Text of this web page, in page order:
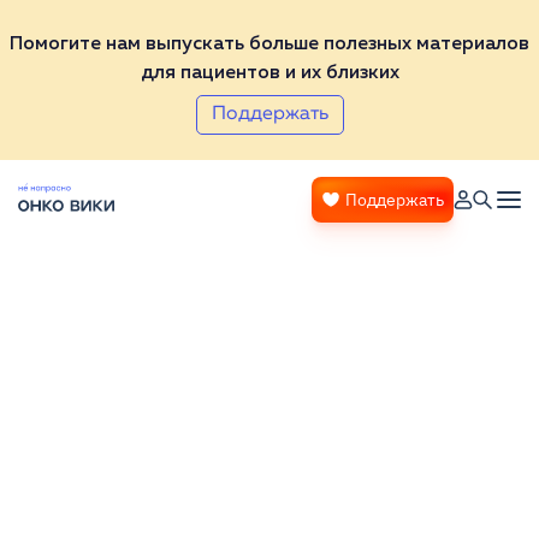
Помогите нам выпускать больше полезных материалов
для пациентов и их близких
Поддержать
Поддержать